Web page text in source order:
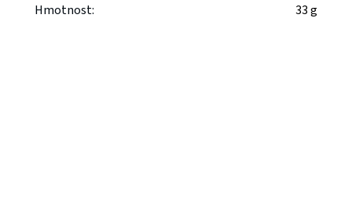
Hmotnost: 33 g